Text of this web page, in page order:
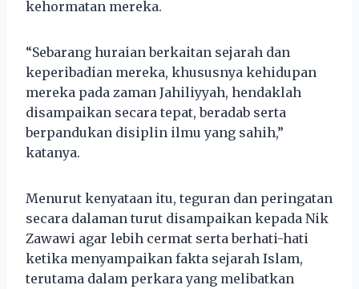
kehormatan mereka.
“Sebarang huraian berkaitan sejarah dan
keperibadian mereka, khususnya kehidupan
mereka pada zaman Jahiliyyah, hendaklah
disampaikan secara tepat, beradab serta
berpandukan disiplin ilmu yang sahih,”
katanya.
Menurut kenyataan itu, teguran dan peringatan
secara dalaman turut disampaikan kepada Nik
Zawawi agar lebih cermat serta berhati-hati
ketika menyampaikan fakta sejarah Islam,
terutama dalam perkara yang melibatkan